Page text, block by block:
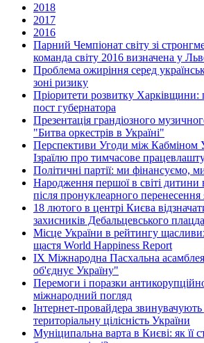
2018
2017
2016
Парний Чемпіонат світу зі
команда світу 2016 визначена у
Проблема ожиріння серед
зоні ризику
Пріоритети розвитку Харківщини:
пост губернатора
Презентація грандіозного
"Битва оркестрів в Україні"
Перспективи Угоди між Кабміном
Ізраїлю про тимчасове
Політичні партії: ми фінансуємо,
Народження першої в світі дитини
після пронуклеарного перенесення
18 лютого в центрі Києва
захисників Дебальцевського
Місце України в рейтингу
щастя World Happiness Report
ІХ Міжнародна Пасхальна
об'єднує Україну"
Перемоги і поразки
міжнародний погляд
Інтернет-провайдера звинувачують
територіальну цілісність України
Муніципальна варта в Києві: як її